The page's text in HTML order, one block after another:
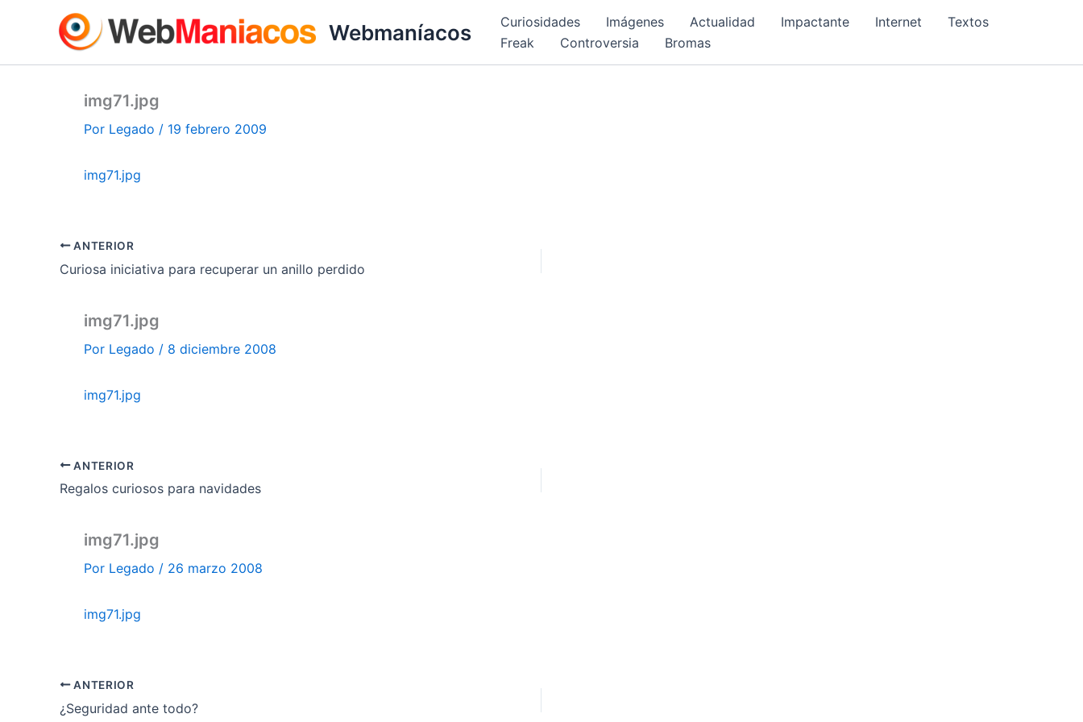
Webmaníacos Curiosidades Imágenes Actualidad Impactante Internet
Textos
Freak
Controversia Bromas
img71.jpg
Por Legado / 19 febrero 2009
img71.jpg
ANTERIOR
Curiosa iniciativa para recuperar un anillo perdido
img71.jpg
Por Legado / 8 diciembre 2008
img71.jpg
ANTERIOR
Regalos curiosos para navidades
img71.jpg
Por Legado / 26 marzo 2008
img71.jpg
ANTERIOR
¿Seguridad ante todo?